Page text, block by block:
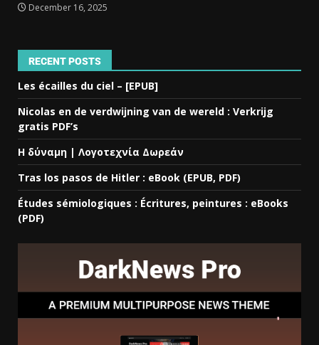
December 16, 2025
RECENT POSTS
Les écailles du ciel – [EPUB]
Nicolas en de verdwijning van de wereld : Verkrijg
gratis PDF’s
Η δύναμη | Λογοτεχνία Δωρεάν
Tras los pasos de Hitler : eBook (EPUB, PDF)
Études sémiologiques : Écritures, peintures : eBooks
(PDF)